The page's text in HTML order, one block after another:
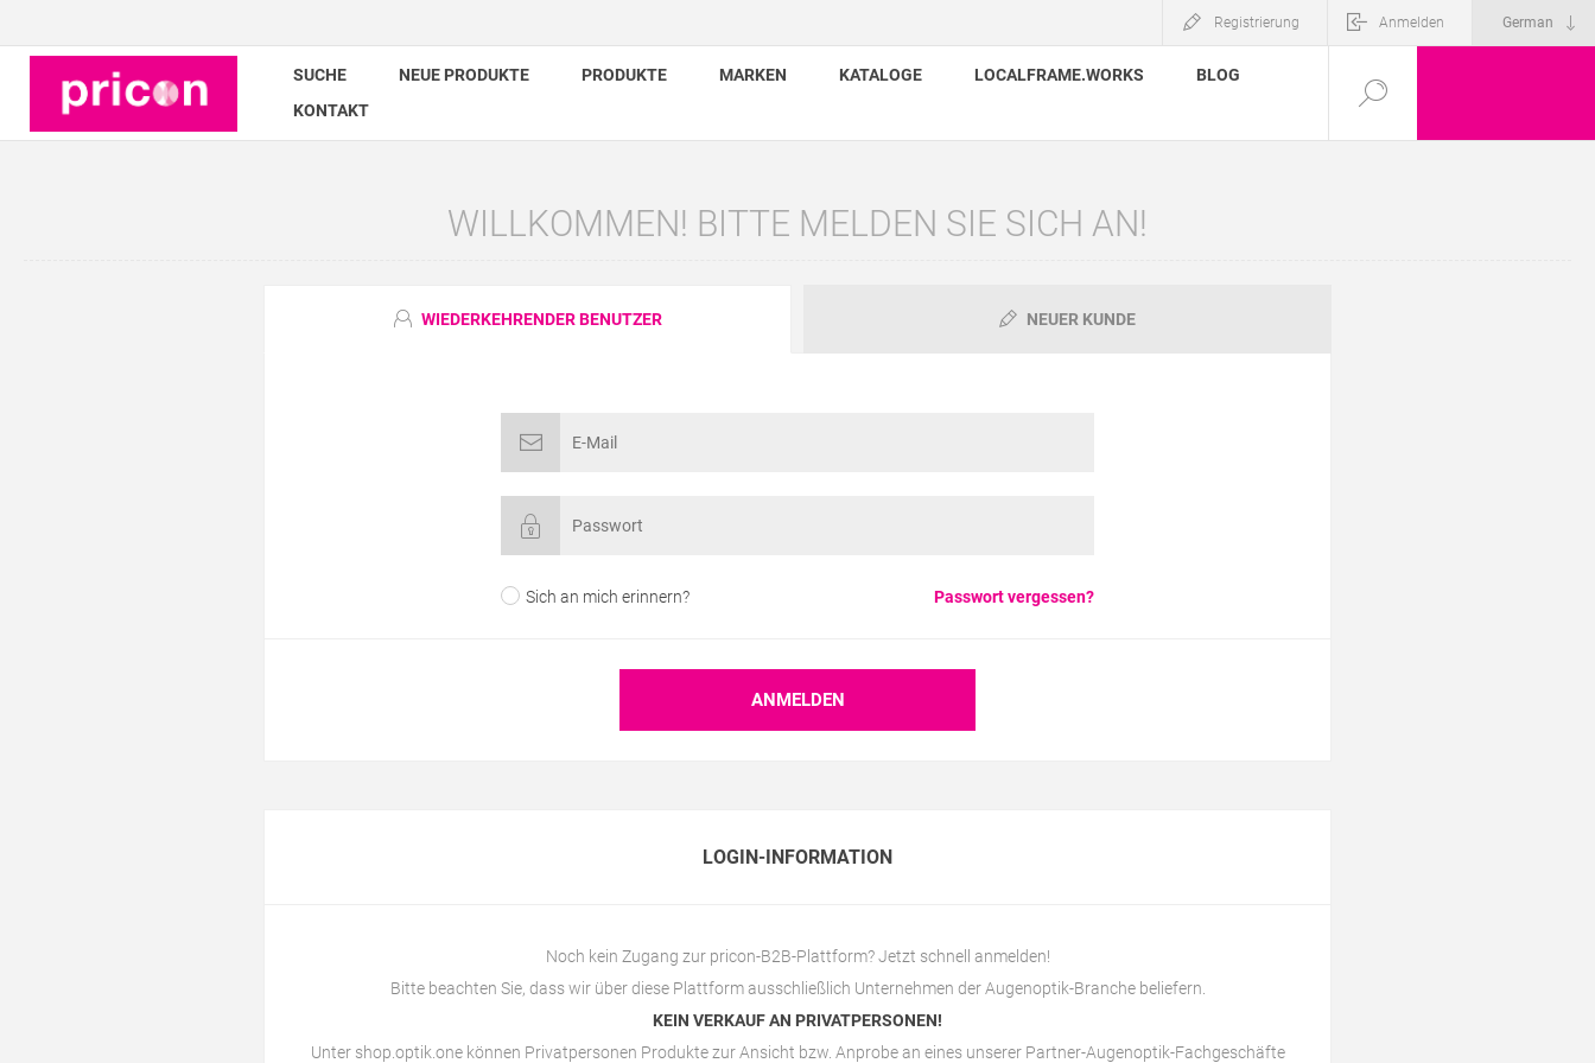
Registrierung Anmelden
SUCHE NEUE PRODUKTE PRODUKTE MARKEN KATALOGE LOCALFRAME.WORKS
BLOG
KONTAKT
WILLKOMMEN! BITTE MELDEN SIE SICH AN!
WIEDERKEHRENDER BENUTZER NEUER KUNDE
Sich an mich erinnern? Passwort vergessen?
LOGIN-INFORMATION
Noch kein Zugang zur pricon-B2B-Plattform? Jetzt schnell anmelden!
Bitte beachten Sie, dass wir über diese Plattform ausschließlich Unternehmen der Augenoptik-Branche beliefern.
KEIN VERKAUF AN PRIVATPERSONEN!
Unter shop.optik.onekönnen Privatpersonen Produkte zur Ansicht bzw. Anprobe an eines unserer Partner-Augenoptik-Fachgeschäfte